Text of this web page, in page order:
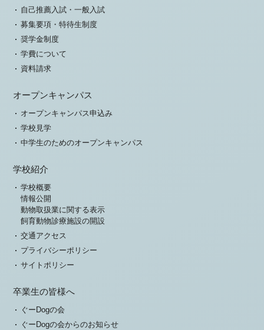
自己推薦入試・一般入試
募集要項・特待生制度
奨学金制度
学費について
資料請求
オープンキャンパス
オープンキャンパス申込み
学校見学
中学生のためのオープンキャンパス
学校紹介
学校概要
情報公開
動物取扱業に関する表示
飼育動物診療施設の開設
交通アクセス
プライバシーポリシー
サイトポリシー
卒業生の皆様へ
ぐーDogの会
ぐーDogの会からのお知らせ